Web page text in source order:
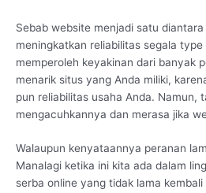
Sebab website menjadi satu
meningkatkan reliabilitas segala type
memperoleh keyakinan dari banyak
menarik situs yang Anda miliki,
pun reliabilitas usaha Anda. Namun,
mengacuhkannya dan merasa jika
Walaupun kenyataannya peranan
Manalagi ketika ini kita ada dalam
serba online yang tidak lama